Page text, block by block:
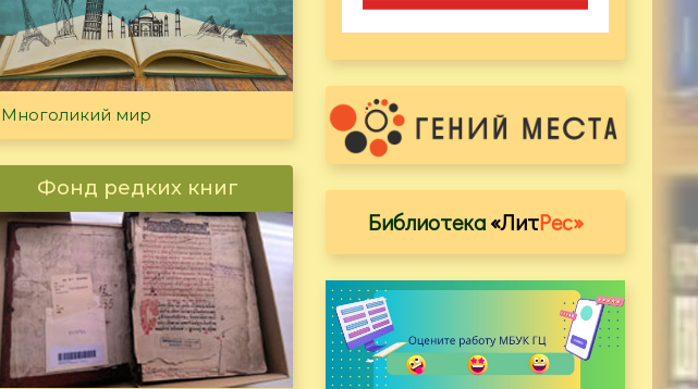
Многоликий мир
Фонд редких книг
Библиотека«ЛитРес»